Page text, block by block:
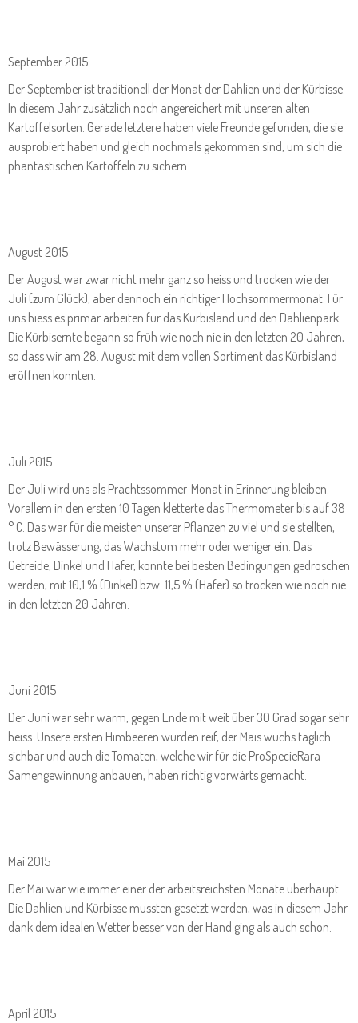
September 2015
Der September ist traditionell der Monat der Dahlien und der Kürbisse.
In diesem Jahr zusätzlich noch angereichert mit unseren alten
Kartoffelsorten. Gerade letztere haben viele Freunde gefunden, die sie
ausprobiert haben und gleich nochmals gekommen sind, um sich die
phantastischen Kartoffeln zu sichern.
August 2015
Der August war zwar nicht mehr ganz so heiss und trocken wie der
Juli (zum Glück), aber dennoch ein richtiger Hochsommermonat. Für
uns hiess es primär arbeiten für das Kürbisland und den Dahlienpark.
Die Kürbisernte begann so früh wie noch nie in den letzten 20 Jahren,
so dass wir am 28. August mit dem vollen Sortiment das Kürbisland
eröffnen konnten.
Juli 2015
Der Juli wird uns als Prachtssommer-Monat in Erinnerung bleiben.
Vorallem in den ersten 10 Tagen kletterte das Thermometer bis auf 38
° C. Das war für die meisten unserer Pflanzen zu viel und sie stellten,
trotz Bewässerung, das Wachstum mehr oder weniger ein. Das
Getreide, Dinkel und Hafer, konnte bei besten Bedingungen gedroschen
werden, mit 10,1 % (Dinkel) bzw. 11,5 % (Hafer) so trocken wie noch nie
in den letzten 20 Jahren.
Juni 2015
Der Juni war sehr warm, gegen Ende mit weit über 30 Grad sogar sehr
heiss. Unsere ersten Himbeeren wurden reif, der Mais wuchs täglich
sichbar und auch die Tomaten, welche wir für die ProSpecieRara-
Samengewinnung anbauen, haben richtig vorwärts gemacht.
Mai 2015
Der Mai war wie immer einer der arbeitsreichsten Monate überhaupt.
Die Dahlien und Kürbisse mussten gesetzt werden, was in diesem Jahr
dank dem idealen Wetter besser von der Hand ging als auch schon.
April 2015